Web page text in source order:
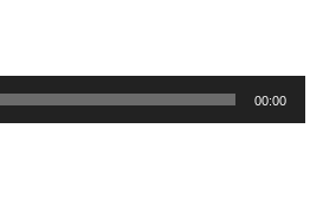
00:00